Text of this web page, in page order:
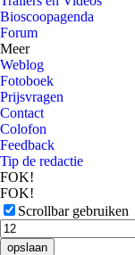
Bioscoopagenda
Forum
Meer
Weblog
Fotoboek
Prijsvragen
Contact
Colofon
Feedback
Tip de redactie
FOK!
FOK!
Scrollbar gebruiken
opslaan